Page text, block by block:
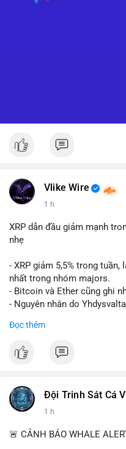
Vlike Wire
1 h
XRP dẫn đầu giảm mạnh
nhẹ
- XRP giảm 5,5% trong
nhất trong nhóm majors.
- Bitcoin và Ether cũng ghi
- Nguyên nhân do
hè, đẩy việc thảo luận sang
XRP và Ripple, ảnh hưởng
#ripple
Đọc thêm
Đội Trinh Sát Cá
1 h
🚨 CẢNH BÁO WHALE